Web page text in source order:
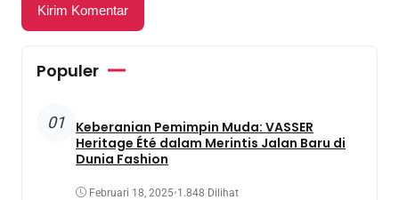
Populer
01
Keberanian Pemimpin Muda: VASSER
Heritage Été dalam Merintis Jalan Baru di
Dunia Fashion
Februari 18, 2025•1.848 Dilihat